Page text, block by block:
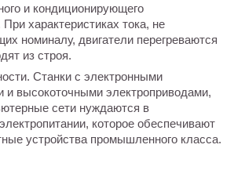
и кондиционирующего
характеристиках тока, не
номиналу, двигатели перегреваются
из строя.
Станки с электронными
и высокоточными электроприводами,
сети нуждаются в
которое обеспечивают
устройства промышленного класса.